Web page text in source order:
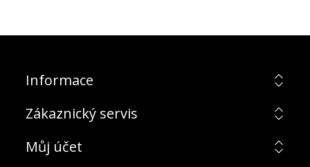
Informace
Zákaznický servis
Můj účet